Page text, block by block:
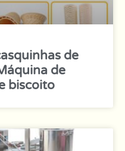
de
de
biscoito